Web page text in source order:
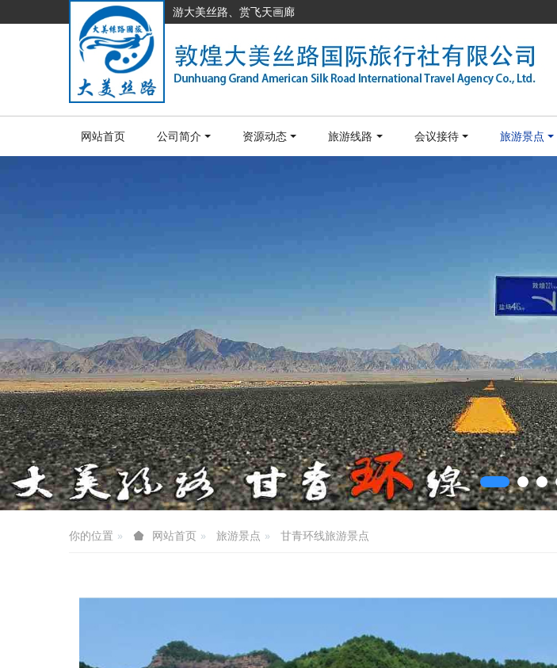
游大美丝路、赏飞天画廊
网站首页 公司简介 资源动态 旅游线路 会议接待 旅游景点
你的位置 网站首页 旅游景点 甘青环线旅游景点